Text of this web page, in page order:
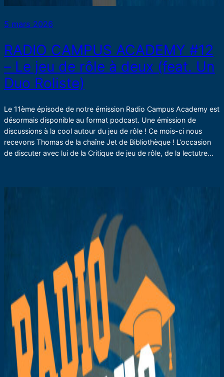
5 mars 2026
RADIO CAMPUS ACADEMY #12
– Le jeu de rôle à deux (feat. Un
Duo Roliste)
Le 11ème épisode de notre émission Radio Campus Academy est
désormais disponible au format podcast. Une émission de
discussions à la cool autour du jeu de rôle ! Ce mois-ci nous
recevons Thomas de la chaîne Jet de Bibliothèque ! L’occasion
de discuter avec lui de la Critique de jeu de rôle, de la lectutre…